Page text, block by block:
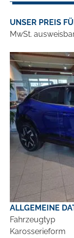
UNSER PREIS
MwSt.
ALLGEMEINE
Fahrzeugtyp
Karosserieform